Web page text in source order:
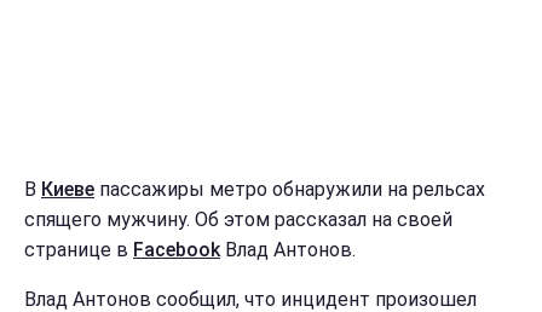
В Киеве пассажиры метро обнаружили на рельсах
спящего мужчину. Об этом рассказал на своей
странице в FacebookВлад Антонов.
Влад Антонов сообщил, что инцидент произошел